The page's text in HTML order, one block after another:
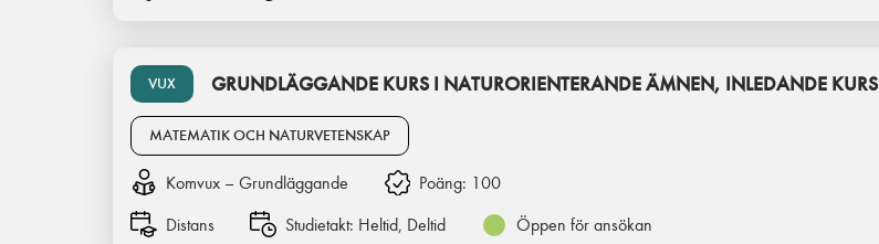
VUX GRUNDLÄGGANDE KURS I NATURORIENTERANDE ÄMNEN, INLEDANDE KURS
MATEMATIK OCH NATURVETENSKAP
Komvux – Grundläggande Poäng: 100
Distans
Studietakt: Heltid, Deltid Öppen för ansökan